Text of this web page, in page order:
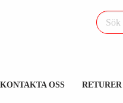
KONTAKTA OSS RETURER